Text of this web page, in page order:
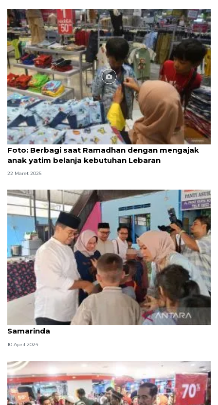
Foto
Foto: Berbagi saat Ramadhan dengan mengajak
anak yatim belanja kebutuhan Lebaran
22 Maret 2025
Pj Gubernur Kaltim Lebaran bersama anak yatim di
Samarinda
10 April 2024